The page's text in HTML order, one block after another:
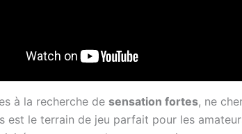
à la recherche de sensation fortes, ne
est le terrain de jeu parfait pour les